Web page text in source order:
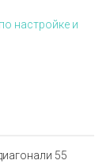
настройке и
55